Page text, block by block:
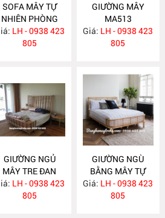
SOFA MÂY TỰ
NHIÊN PHÒNG
KIỂU HIỆN
ĐẠI MA523
LH - 0938 423
805
GIƯỜNG MÂY
MA513
Giá: LH - 0938 423
805
GIƯỜNG NGỦ
MÂY TRE ĐAN
MA511
LH - 0938 423
805
GIƯỜNG NGÙ
BẰNG MÂY TỰ
NHIÊN MA510
Giá: LH - 0938 423
805